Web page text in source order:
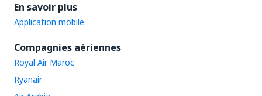
En savoir plus
Application mobile
Compagnies aériennes
Royal Air Maroc
Ryanair